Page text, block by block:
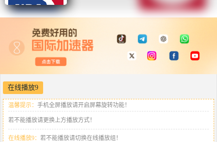
在线播放9
温馨提示： 手机全屏播放请开启屏幕旋转功能！
若不能播放请更换上方播放方式！
在线播放9： 若不能播放请切换在线播放组！